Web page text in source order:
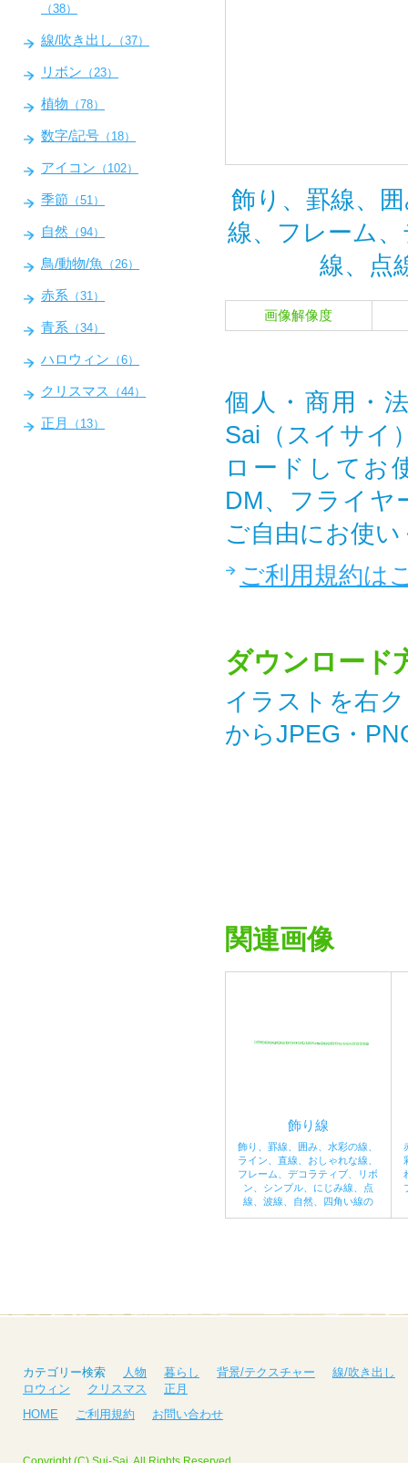
飾り、罫線、
線、フレーム
線、点
画像解像度
個人・商用・
Sai（スイサイ
ロードしてお
DM、フライヤ
ご自由にお使
ご利用規約は
ダウンロード
イラストを右
からJPEG・
関連画像
飾り線
飾り、罫線、囲み、水彩の線、
ライン、直線、おしゃれな線、
フレーム、デコラティブ、リボ
ン、シンプル、にじみ線、点
線、波線、自然、四角い線の
（38）
線/吹き出し （37）
リボン （23）
植物 （78）
数字/記号 （18）
アイコン （102）
季節 （51）
自然 （94）
鳥/動物/魚 （26）
赤系 （31）
青系 （34）
ハロウィン （6）
クリスマス （44）
正月 （13）
カテゴリー検索 人物 暮らし 背景/テクスチャー
線/吹き出し
ロウィン
クリスマス
正月
HOME
ご利用規約 お問い合わせ